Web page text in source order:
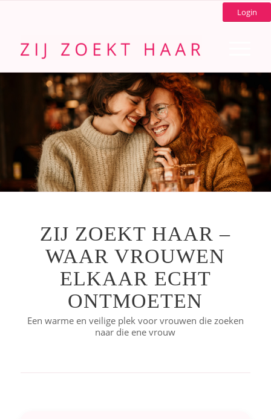
Login
ZIJ ZOEKT HAAR –
WAAR VROUWEN
ELKAAR ECHT
ONTMOETEN
Een warme en veilige plek voor vrouwen die zoeken
naar die ene vrouw